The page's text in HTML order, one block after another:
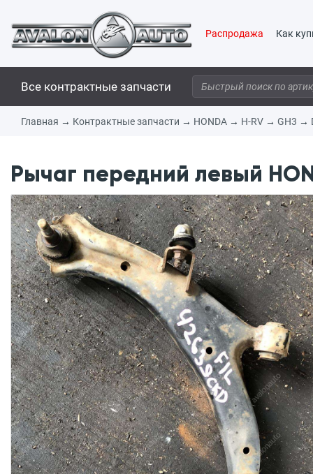
Распродажа Как
Все контрактные запчасти
Главная → Контрактные запчасти → HONDA → H-RV → GH3 →
Рычаг передний левый